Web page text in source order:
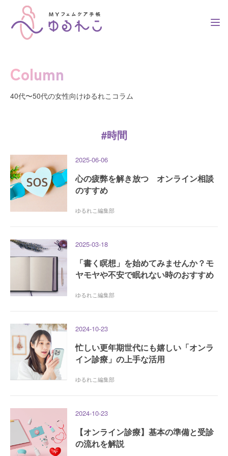
トップ
簡単3ステップ
利用者の声
Column
40代〜50代の女性向けゆるれこコラム
#時間
2025-06-06
心の疲弊を解き放つ オンライン相談
のすすめ
ゆるれこ編集部
2025-03-18
「書く瞑想」を始めてみませんか？モ
ヤモヤや不安で眠れない時のおすすめ
ゆるれこ編集部
2024-10-23
忙しい更年期世代にも嬉しい「オンラ
イン診療」の上手な活用
ゆるれこ編集部
2024-10-23
【オンライン診療】基本の準備と受診
の流れを解説